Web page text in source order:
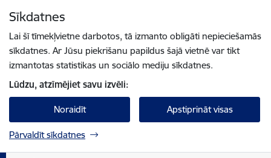
Sīkdatnes
Lai šī tīmekļvietne darbotos, tā izmanto obligāti nepieciešamās
sīkdatnes. Ar Jūsu piekrišanu papildus šajā vietnē var tikt
izmantotas statistikas un sociālo mediju sīkdatnes.
Lūdzu, atzīmējiet savu izvēli:
Noraidīt Apstiprināt visas
Pārvaldīt sīkdatnes